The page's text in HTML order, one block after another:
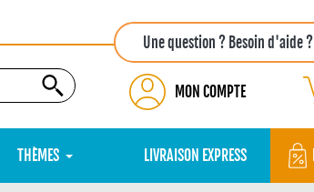
Une question ? Besoin d'aide ?
MON COMPTE
THÈMES LIVRAISON EXPRESS